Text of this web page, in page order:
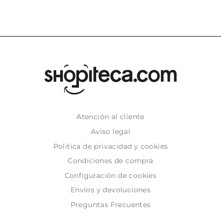
Atención al cliente
Aviso legal
Politica de privacidad y cookies
Condiciones de compra
Configuración de cookies
Envíos y devoluciones
Preguntas Frecuentes